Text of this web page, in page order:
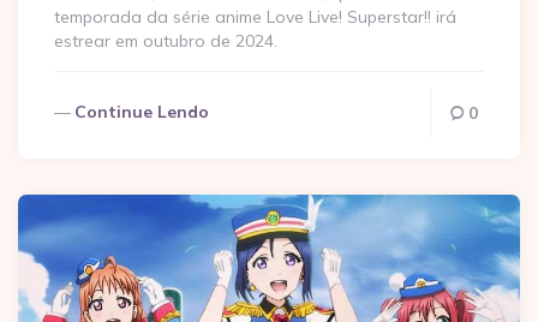
temporada da série anime Love Live! Superstar!! irá
estrear em outubro de 2024.
Continue Lendo 0